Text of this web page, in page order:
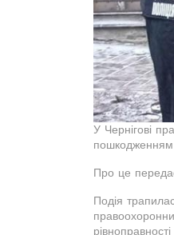
У Чернігові
Про це передає
Подія